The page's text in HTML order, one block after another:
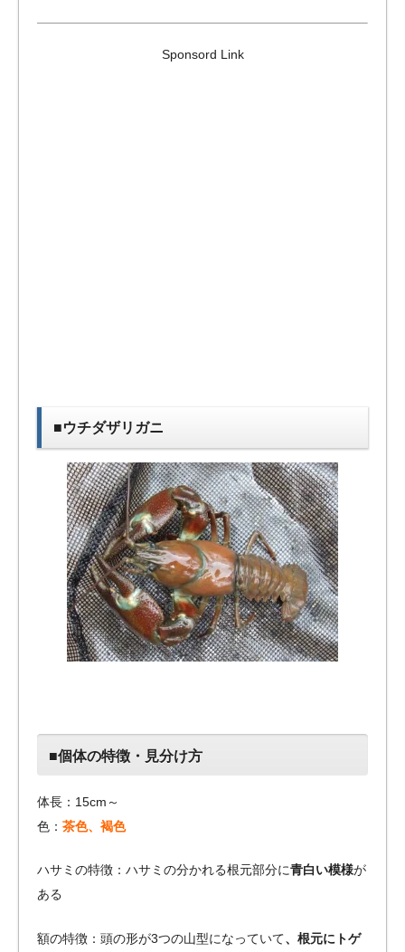
Sponsord Link
■ウチダザリガニ
■個体の特徴・見分け方
体長：15cm～
色： 茶色、褐色
ハサミの特徴：ハサミの分かれる根元部分に青白い模様が
ある
額の特徴：頭の形が3つの山型になっていて、根元にトゲ